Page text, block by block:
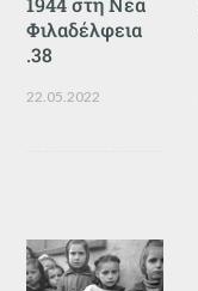
Φιλαδέλφεια
.38
22.05.2022